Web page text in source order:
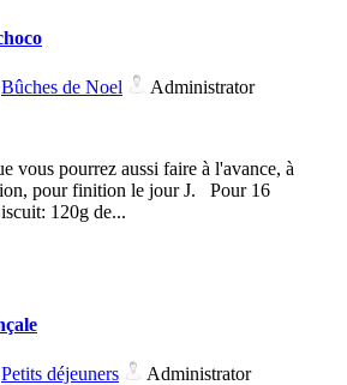
Bûches de Noel Administrator
vous pourrez aussi faire à l'avance, à
pour finition le jour J. Pour 16
120g de...
Petits déjeuners
Administrator